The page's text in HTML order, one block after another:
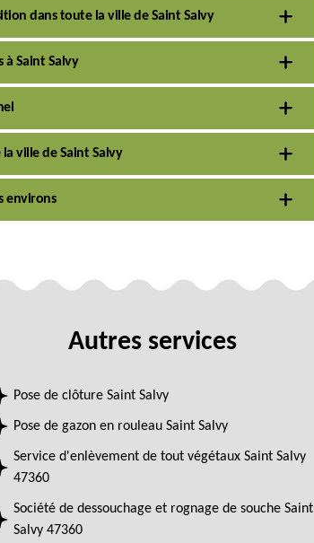
dans toute la ville de Saint Salvy
à Saint Salvy
ville de Saint Salvy
environs
Autres services
Pose de clôture Saint Salvy
Pose de gazon en rouleau Saint Salvy
Service d'enlèvement de tout végétaux Saint Salvy
47360
Société de dessouchage et rognage de souche Saint
Salvy 47360